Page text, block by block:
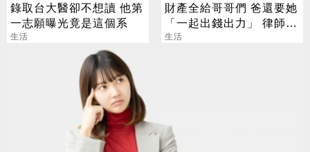
錄取台大醫卻不想讀 他第
一志願曝光竟是這個系
生活
財產全給哥哥們 爸還要她
「一起出錢出力」 律師說
話了
生活